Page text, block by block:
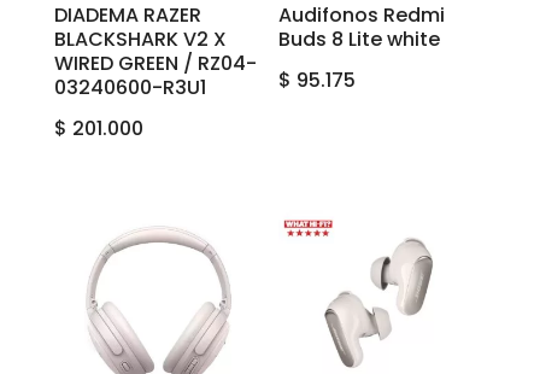
DIADEMA RAZER
BLACKSHARK V2 X
WIRED GREEN / RZ04-
03240600-R3U1
$ 201.000
Audifonos Redmi
Buds 8 Lite white
$ 95.175